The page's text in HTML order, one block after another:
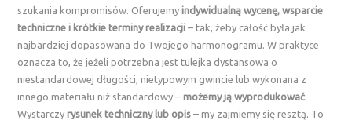
szukania kompromisów. Oferujemyindywidualną wycenę, wsparcie
techniczne i krótkie terminy realizacji– tak, żeby całość była jak
najbardziej dopasowana do Twojego harmonogramu. W praktyce
oznacza to, że jeżeli potrzebna jest tulejka dystansowa o
niestandardowej długości, nietypowym gwincie lub wykonana z
innego materiału niż standardowy –możemy ją wyprodukować
Wystarczyrysunek techniczny lub opis – my zajmiemy się resztą. To